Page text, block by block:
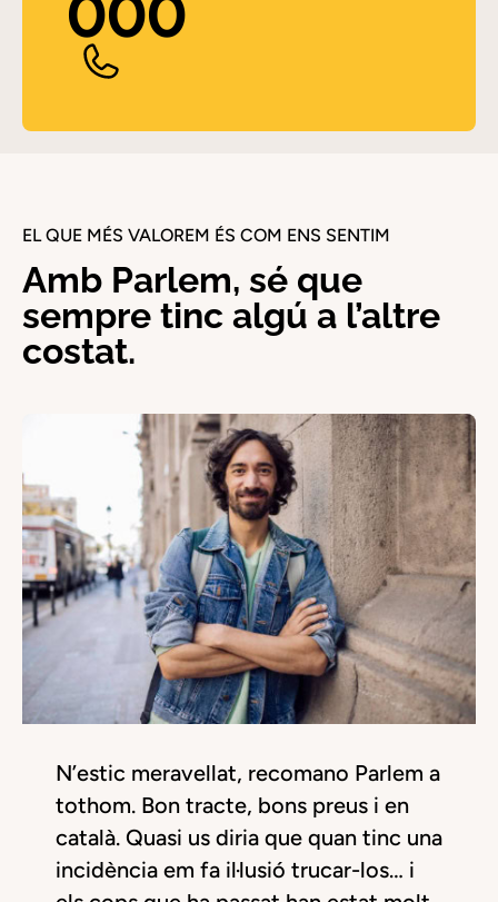
EL QUE MÉS VALOREM ÉS COM ENS SENTIM
Amb Parlem, sé que
sempre tinc algú a l’altre
costat.
N’estic meravellat, recomano Parlem a
tothom. Bon tracte, bons preus i en
català. Quasi us diria que quan tinc una
incidència em fa il·lusió trucar-los… i